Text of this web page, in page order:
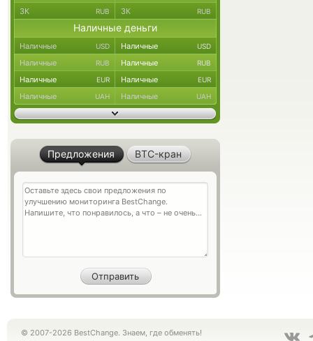
ЗК RUB ЗК RUB
Наличные деньги
Наличные USD Наличные USD
Наличные RUB Наличные RUB
Наличные EUR Наличные EUR
Наличные UAH Наличные UAH
Предложения BTC-кран
© 2007-2026 BestChange. Знаем, где обменять!